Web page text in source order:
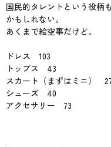
国民的タレントという役柄
かもしれない。
あくまで絵空事だけど。
ドレス 103
トップス 43
スカート（まずはミニ）
シューズ 40
アクセサリー 73